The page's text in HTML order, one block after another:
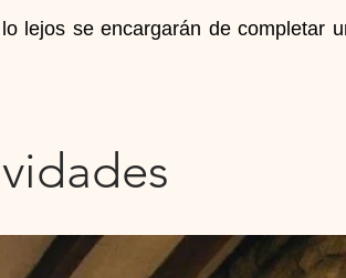
lejos se encargarán de completar